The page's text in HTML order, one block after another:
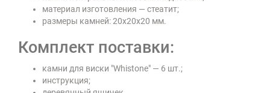
материал изготовления — стеатит;
размеры камней: 20х20х20 мм.
Комплект поставки:
камни для виски "Whistone" — 6 шт.;
инструкция;